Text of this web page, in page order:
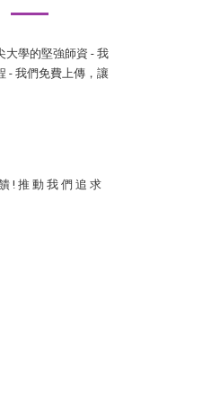
大學的堅強師資 - 我
- 我們免費上傳，讓
! 推 動 我 們 追 求